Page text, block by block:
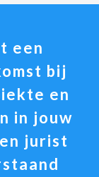
een
bij
en
in jouw
jurist